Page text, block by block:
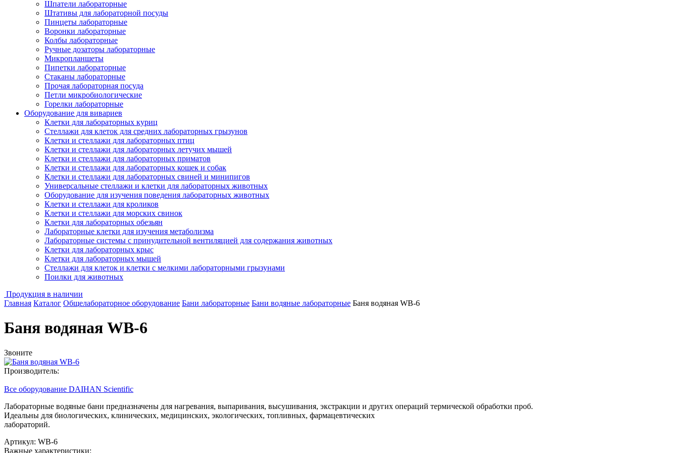
Шпатели лабораторные
Штативы для лабораторной посуды
Пинцеты лабораторные
Воронки лабораторные
Колбы лабораторные
Ручные дозаторы лабораторные
Микропланшеты
Пипетки лабораторные
Стаканы лабораторные
Прочая лабораторная посуда
Петли микробиологические
Горелки лабораторные
Оборудование для вивариев
Клетки для лабораторных куриц
Стеллажи для клеток для средних лабораторных грызунов
Клетки и стеллажи для лабораторных птиц
Клетки и стеллажи для лабораторных летучих мышей
Клетки и стеллажи для лабораторных приматов
Клетки и стеллажи для лабораторных кошек и собак
Клетки и стеллажи для лабораторных свиней и минипигов
Универсальные стеллажи и клетки для лабораторных животных
Оборудование для изучения поведения лабораторных животных
Клетки и стеллажи для кроликов
Клетки и стеллажи для морских свинок
Клетки для лабораторных обезьян
Лабораторные клетки для изучения метаболизма
Лабораторные системы с принудительной вентиляцией для содержания животных
Клетки для лабораторных крыс
Клетки для лабораторных мышей
Стеллажи для клеток и клетки с мелкими лабораторными грызунами
Поилки для животных
Продукция в наличии
Главная Каталог Общелабораторное оборудование Бани лабораторные Бани водяные лабораторные Баня водяная WB-6
Баня водяная WB-6
Звоните
Производитель:
Все оборудование DAIHAN Scientific
Лабораторные водяные бани предназначены для нагревания, выпаривания, высушивания, экстракции и других операций термической обработки проб.
Идеальны для биологических, клинических, медицинских, экологических, топливных, фармацевтических
лабораторий.
Артикул: WB-6
Важные характеристики: